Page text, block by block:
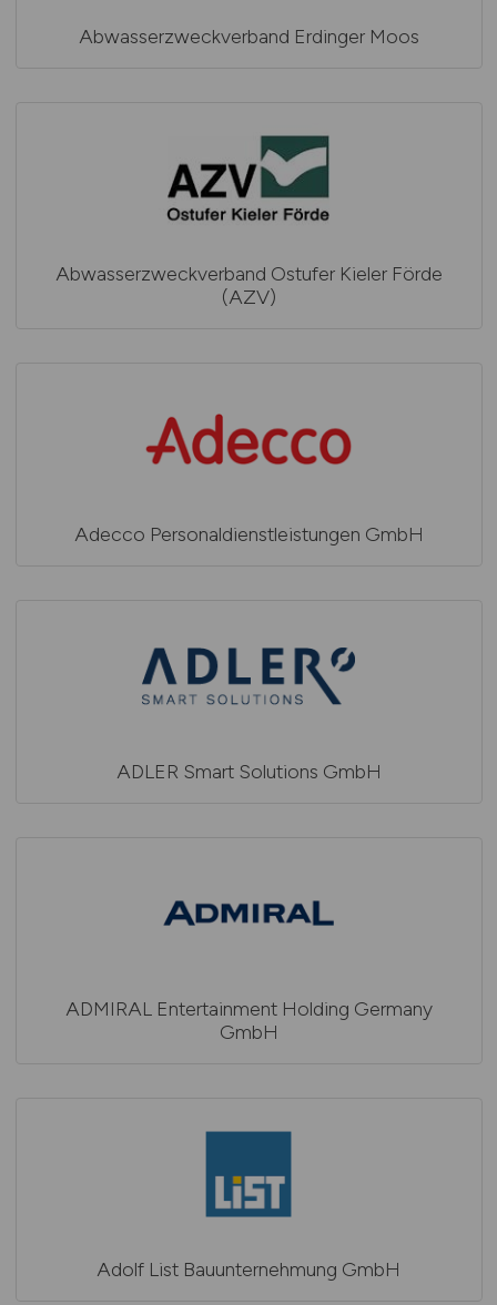
Abwasserzweckverband Erdinger Moos
Abwasserzweckverband Ostufer Kieler Förde
(AZV)
Adecco Personaldienstleistungen GmbH
ADLER Smart Solutions GmbH
ADMIRAL Entertainment Holding Germany
GmbH
Adolf List Bauunternehmung GmbH